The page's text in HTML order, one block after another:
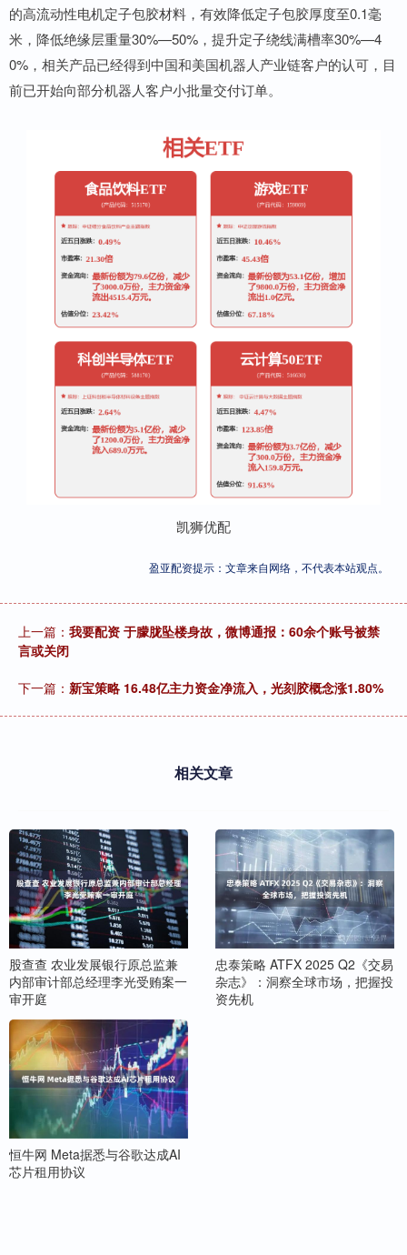
的高流动性电机定子包胶材料，有效降低定子包胶厚度至0.1毫
米，降低绝缘层重量30%—50%，提升定子绕线满槽率30%—4
0%，相关产品已经得到中国和美国机器人产业链客户的认可，目
前已开始向部分机器人客户小批量交付订单。
凯狮优配
盈亚配资提示：文章来自网络，不代表本站观点。
上一篇： 我要配资 于朦胧坠楼身故，微博通报：60余个账号被禁
言或关闭
下一篇： 新宝策略 16.48亿主力资金净流入，光刻胶概念涨1.80%
相关文章
股查查 农业发展银行原总监兼
内部审计部总经理李光受贿案一
审开庭
忠泰策略 ATFX 2025 Q2《交易
杂志》：洞察全球市场，把握投
资先机
恒牛网 Meta据悉与谷歌达成AI
芯片租用协议